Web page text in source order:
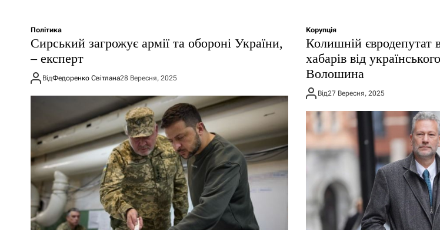
Політика
Сирський загрожує армії та обороні України,
– експерт
ВідФедоренко Світлана28 Вересня, 2025
Корупція
Колишній євродепутат
хабарів від
Волошина
Від27 Вересня, 2025